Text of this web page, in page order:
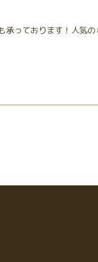
承っております！人気